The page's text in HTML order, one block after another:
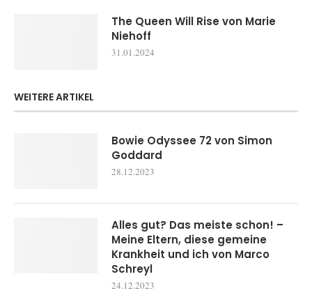
The Queen Will Rise von Marie
Niehoff
31.01.2024
WEITERE ARTIKEL
Bowie Odyssee 72 von Simon
Goddard
28.12.2023
Alles gut? Das meiste schon! –
Meine Eltern, diese gemeine
Krankheit und ich von Marco
Schreyl
24.12.2023